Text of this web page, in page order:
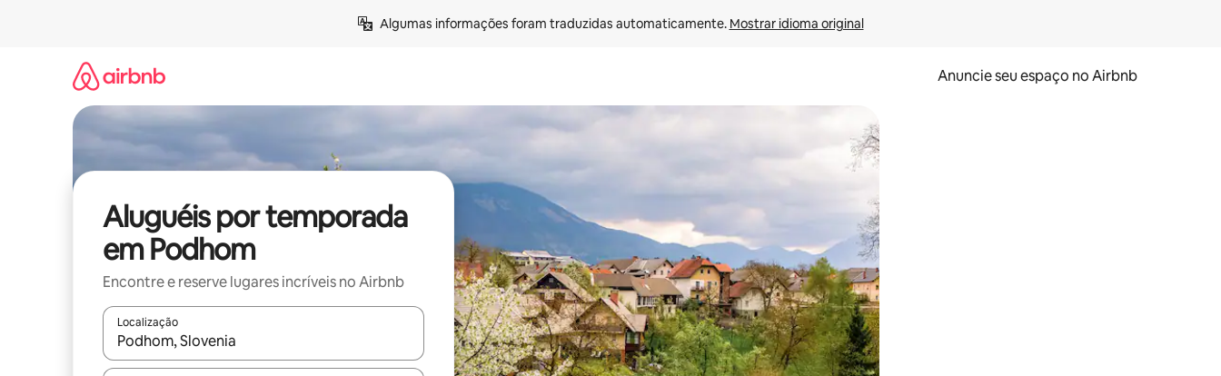
Algumas informações foram traduzidas automaticamente. Mostrar idioma original
Anuncie seu espaço no Airbnb
Aluguéis por temporada
em Podhom
Encontre e reserve lugares incríveis no Airbnb
Localização
Quando os resultados estiverem disponíveis, explore-os usando as seta para cima e para baixo do teclado ou tocando e deslizando o dedo na tela.